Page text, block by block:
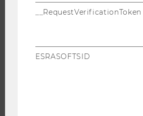
JOBPORTAL
WELCOME SERVICES
JOBS MIT WU-STUDIUM
__RequestVerificationToken
ESRASOFTSID